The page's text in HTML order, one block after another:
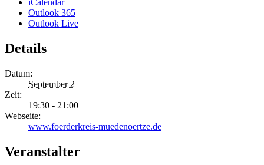
iCalendar
Outlook 365
Outlook Live
Details
Datum:
September 2
Zeit:
19:30 - 21:00
Webseite:
www.foerderkreis-muedenoertze.de
Veranstalter